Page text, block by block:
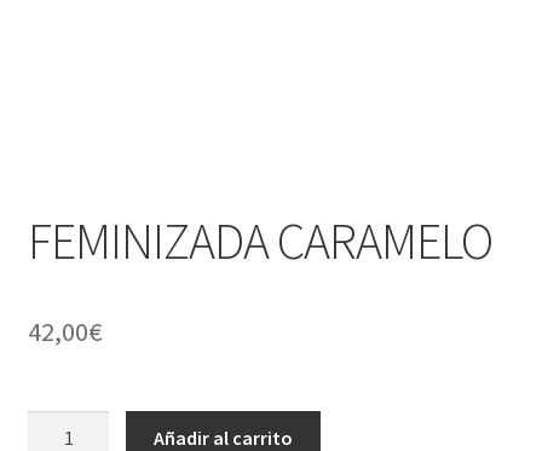
FEMINIZADA CARAMELO
42,00€
Añadir al carrito